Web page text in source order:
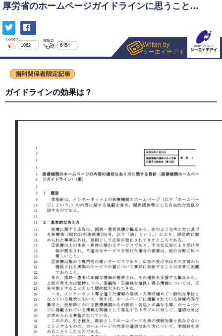
厚労省のホームページガイドラインに思うこと…
1062 6454
Written by
シーエイチアイ
ガイドラインの効果は？